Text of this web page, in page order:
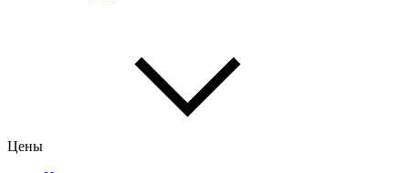
Цены